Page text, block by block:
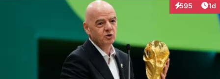
595
Interaktionen
1d